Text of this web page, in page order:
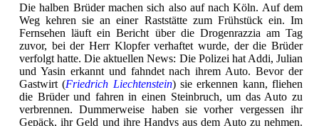
Die halben Brüder machen sich also auf nach Köln. Auf dem
Weg kehren sie an einer Raststätte zum Frühstück ein. Im
Fernsehen läuft ein Bericht über die Drogenrazzia am Tag
zuvor, bei der Herr Klopfer verhaftet wurde, der die Brüder
verfolgt hatte. Die aktuellen News: Die Polizei hat Addi, Julian
und Yasin erkannt und fahndet nach ihrem Auto. Bevor der
Gastwirt (Friedrich Liechtenstein) sie erkennen kann, fliehen
die Brüder und fahren in einen Steinbruch, um das Auto zu
verbrennen. Dummerweise haben sie vorher vergessen ihr
Gepäck, ihr Geld und ihre Handys aus dem Auto zu nehmen.